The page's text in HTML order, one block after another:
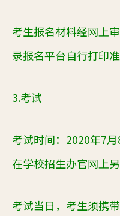
考生报名材料经网上
录报名平台自行打印准
3.考试
考试时间： 2020年7月
在学校招生办官网上另
考试当日，考生须携